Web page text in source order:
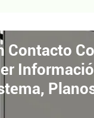
Contacto